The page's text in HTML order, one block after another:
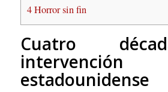
4Horror sin fin
Cuatro
intervención
estadounidense